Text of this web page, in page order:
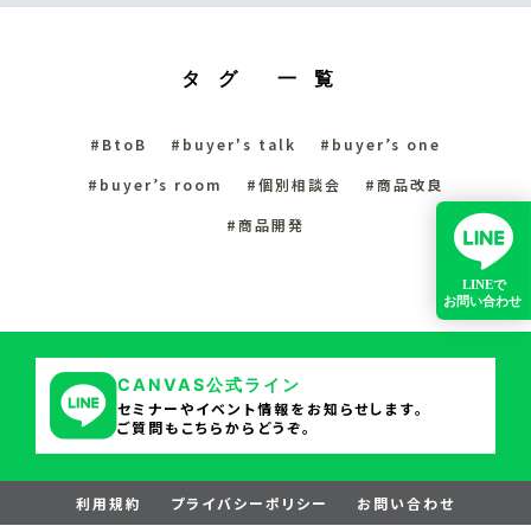
タグ 一覧
#BtoB #buyer's talk
#buyer’s one
#buyer’s room
#個別相談会
#商品改良
#商品開発
CANVAS公式ライン
セミナーやイベント情報をお知らせします。
ご質問もこちらからどうぞ。
利用規約 プライバシーポリシー お問い合わせ